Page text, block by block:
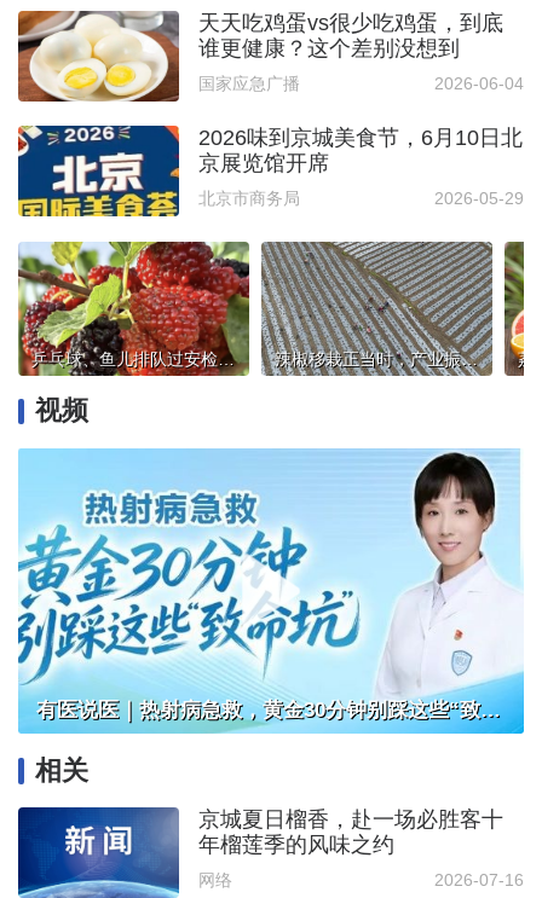
天天吃鸡蛋vs很少吃鸡蛋，到底
谁更健康？这个差别没想到
国家应急广播 2026-06-04
2026味到京城美食节，6月10日北
京展览馆开席
北京市商务局 2026-05-29
乒乓球、鱼儿排队过安检？高铁站里的“消费新图鉴” 辣椒移栽正当时，产业振兴“辣”劲足
视频
有医说医｜热射病急救，黄金30分钟别踩这些“致命坑”
相关
京城夏日榴香，赴一场必胜客十
年榴莲季的风味之约
网络 2026-07-16